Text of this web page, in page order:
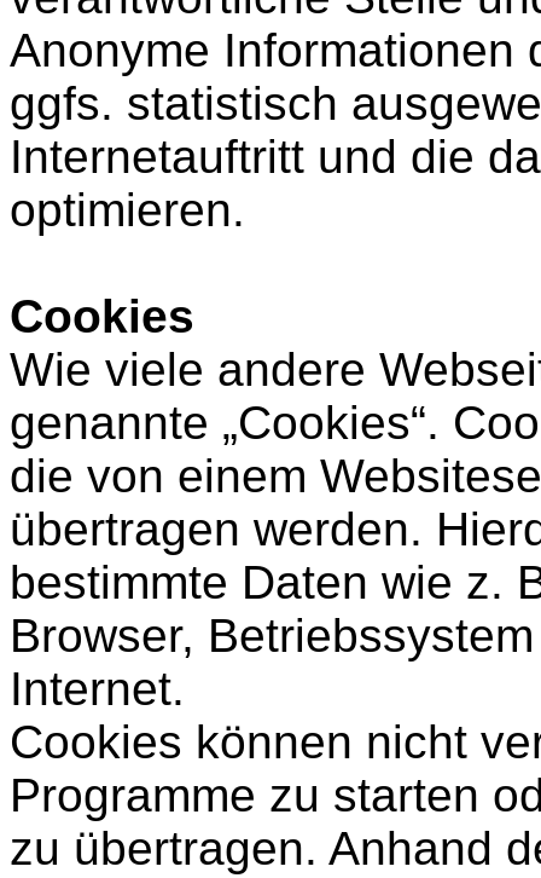
Anonyme Informationen
ggfs. statistisch
Internetauftritt und die
optimieren.
Cookies
Wie viele andere
genannte „Cookies“.
die von einem
übertragen werden.
bestimmte Daten wie z.
Browser,
Internet.
Cookies können nicht
Programme zu starten
zu übertragen. Anhand